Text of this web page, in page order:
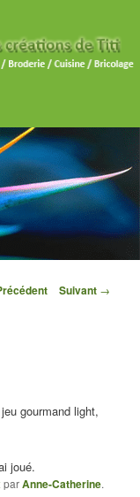
des articles
Suivant →
gourmand light,
joué.
parAnne-Catherine.